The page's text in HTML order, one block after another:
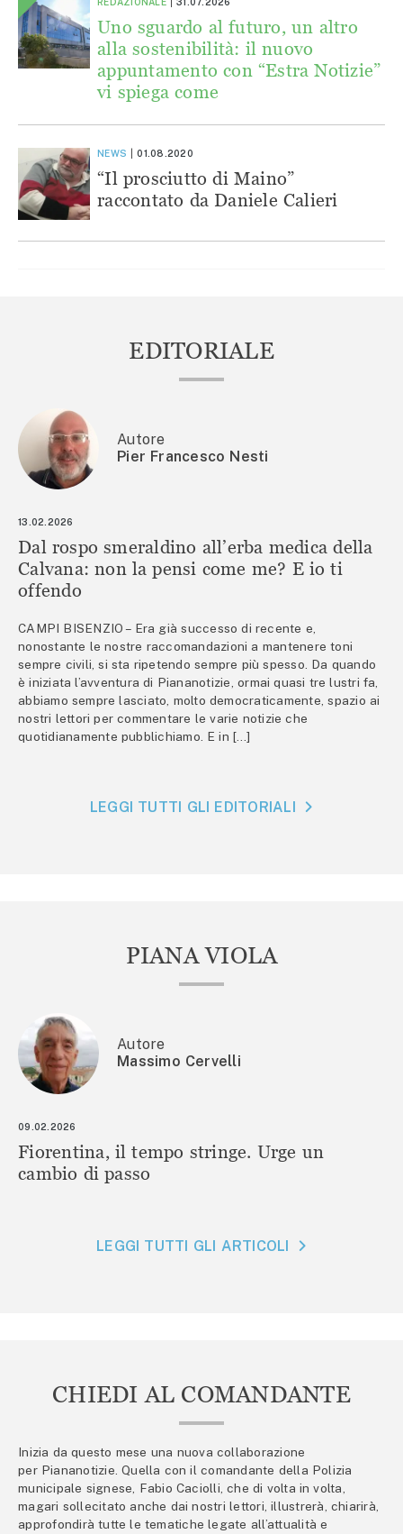
Uno sguardo al futuro, un altro
alla sostenibilità: il nuovo
appuntamento con “Estra Notizie”
vi spiega come
NEWS 01.08.2020
“Il prosciutto di Maino”
raccontato da Daniele Calieri
EDITORIALE
Autore
Pier Francesco Nesti
13.02.2026
Dal rospo smeraldino all’erba medica della
Calvana: non la pensi come me? E io ti
offendo
CAMPI BISENZIO – Era già successo di recente e,
nonostante le nostre raccomandazioni a mantenere toni
sempre civili, si sta ripetendo sempre più spesso. Da quando
è iniziata l’avventura di Piananotizie, ormai quasi tre lustri fa,
abbiamo sempre lasciato, molto democraticamente, spazio ai
nostri lettori per commentare le varie notizie che
quotidianamente pubblichiamo. E in […]
LEGGI TUTTI GLI EDITORIALI
PIANA VIOLA
Autore
Massimo Cervelli
09.02.2026
Fiorentina, il tempo stringe. Urge un
cambio di passo
LEGGI TUTTI GLI ARTICOLI
CHIEDI AL COMANDANTE
Inizia da questo mese una nuova collaborazione
per Piananotizie. Quella con il comandante della Polizia
municipale signese, Fabio Caciolli, che di volta in volta,
magari sollecitato anche dai nostri lettori, illustrerà, chiarirà,
approfondirà tutte le tematiche legate all’attualità e